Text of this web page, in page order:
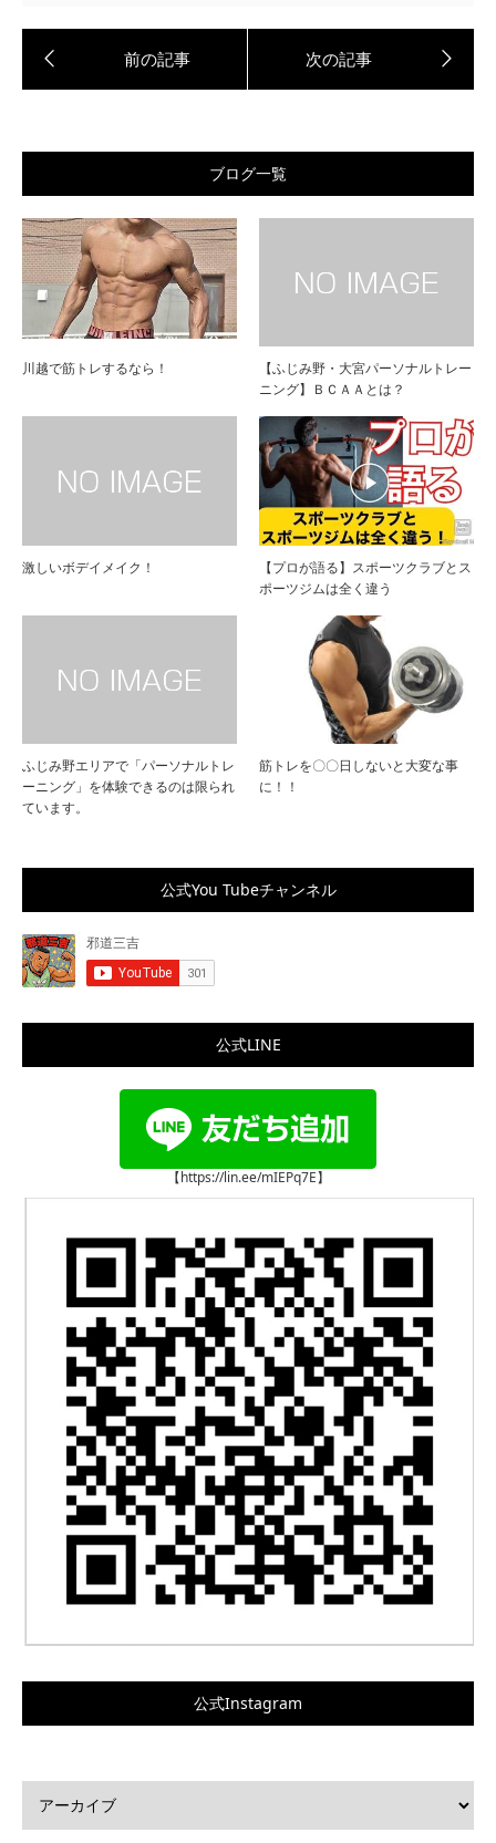
ブログ一覧
川越で筋トレするなら！
【ふじみ野・大宮パーソナルトレー
ニング】ＢＣＡＡとは？
激しいボデイメイク！
【プロが語る】スポーツクラブとス
ポーツジムは全く違う
ふじみ野エリアで「パーソナルトレ
ーニング」を体験できるのは限られ
ています。
筋トレを〇〇日しないと大変な事
に！！
公式You Tubeチャンネル
公式LINE
【https://lin.ee/mIEPq7E】
公式Instagram